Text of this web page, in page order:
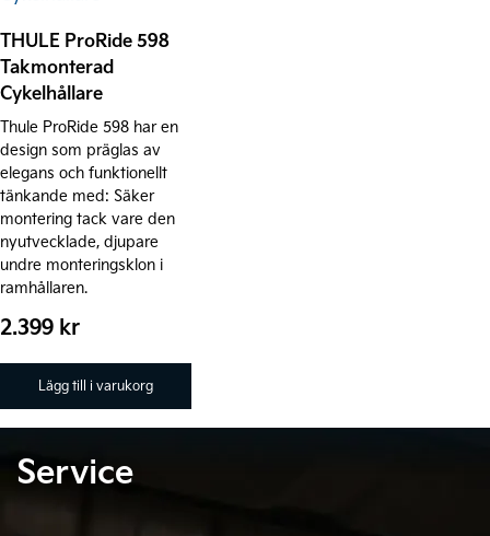
THULE ProRide 598
Takmonterad
Cykelhållare
Thule ProRide 598 har en
design som präglas av
elegans och funktionellt
tänkande med: Säker
montering tack vare den
nyutvecklade, djupare
undre monteringsklon i
ramhållaren.
2.399 kr
Lägg till i varukorg
Service